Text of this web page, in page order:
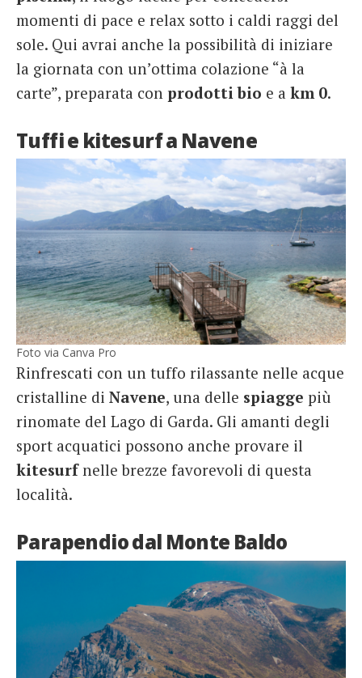
momenti di pace e relax sotto i caldi raggi del
sole. Qui avrai anche la possibilità di iniziare
la giornata con un’ottima colazione “à la
carte”, preparata con prodotti bio e a km 0.
Tuffi e kitesurf a Navene
Foto via Canva Pro
Rinfrescati con un tuffo rilassante nelle acque
cristalline di Navene, una delle spiagge più
rinomate del Lago di Garda. Gli amanti degli
sport acquatici possono anche provare il
kitesurfnelle brezze favorevoli di questa
località.
Parapendio dal Monte Baldo